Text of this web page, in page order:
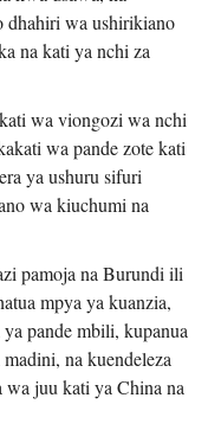
dhahiri wa ushirikiano
na kati ya nchi za
wa viongozi wa nchi
wa pande zote kati
ya ushuru sifuri
wa kiuchumi na
pamoja na Burundi ili
mpya ya kuanzia,
pande mbili, kupanua
na kuendeleza
juu kati ya China na